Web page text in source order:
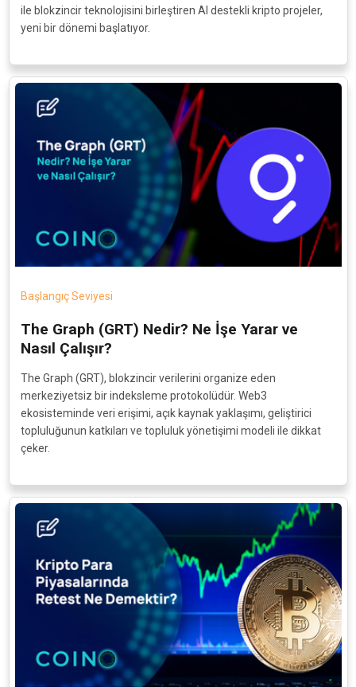
ile blokzincir teknolojisini birleştiren AI destekli kripto projeler,
yeni bir dönemi başlatıyor.
Başlangıç Seviyesi
The Graph (GRT) Nedir? Ne İşe Yarar ve
Nasıl Çalışır?
The Graph (GRT), blokzincir verilerini organize eden
merkeziyetsiz bir indeksleme protokolüdür. Web3
ekosisteminde veri erişimi, açık kaynak yaklaşımı, geliştirici
topluluğunun katkıları ve topluluk yönetişimi modeli ile dikkat
çeker.